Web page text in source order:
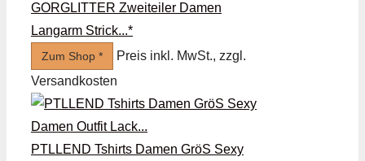
GORGLITTER Zweiteiler Damen
Langarm Strick...*
Zum Shop *
Preis inkl. MwSt., zzgl.
Versandkosten
PTLLEND Tshirts Damen GröS Sexy